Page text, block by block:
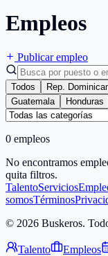
Empleos
Publicar empleo
Todos Rep.
Guatemala
Honduras
0 empleos
No encontramos
quita filtros.
TalentoServicios
somosTérminos
© 2026 Buskeros.
Talento Empleos